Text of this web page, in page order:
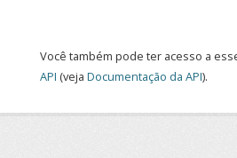
Você também pode ter acesso a
API (veja Documentação da API).